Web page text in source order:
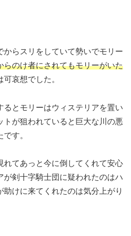
からスリをしていて勢いでモリー
らのけ者にされてもモリーがいた
可哀想でした。
るとモリーはウィステリアを置い
トが狙われていると巨大な川の悪
す。
れてあっと今に倒してくれて安心
が剣十字騎士団に疑われたのはハ
助けに来てくれたのは気分上がり